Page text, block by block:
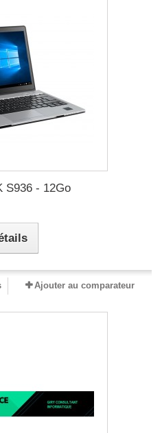
S936 - 12Go
Ajouter au comparateur